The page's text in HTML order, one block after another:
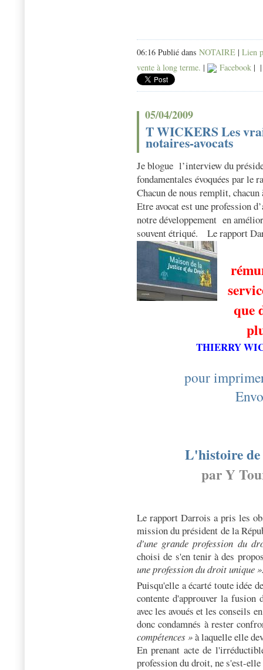
06:16 Publié dans NOTAIRE | Lien
vente à long terme. | Facebook |
05/04/2009
T WICKERS Les
notaires-avocats
Je blogue l’interview du
fondamentales évoquées par le
Chacun de nous remplit,
Etre avocat est une profession
notre développement en
souvent étriqué.
Le rapport
que
THIERRY
pour
L'histoire de
par Y
Le rapport Darrois a pris les
mission du président de la
d'une grande profession du
choisi de s'en tenir à des
une profession du droit unique
Puisqu'elle a écarté toute idée
contente d'approuver la fusion
avec les avoués et les conseils
donc condamnés à rester
compétences »à laquelle elle
En prenant acte de
profession du droit, ne s'est-elle